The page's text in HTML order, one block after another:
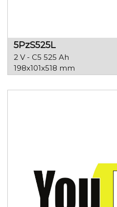
5PzS525L
2 V - C5 525 Ah
198x101x518 mm